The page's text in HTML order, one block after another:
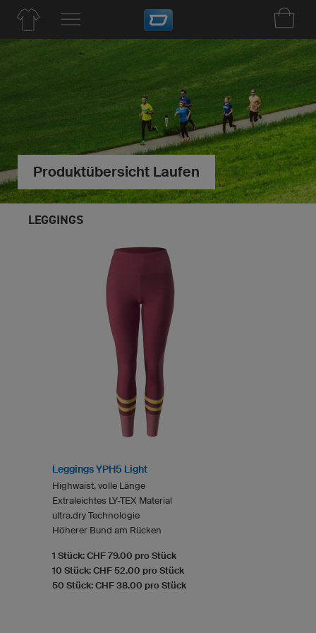
Produktübersicht Laufen
LEGGINGS
Leggings YPH5 Light
Highwaist, volle Länge
Extraleichtes LY-TEX Material
ultra.dry Technologie
Höherer Bund am Rücken
1 Stück: CHF 79.00 pro Stück
10 Stück: CHF 52.00 pro Stück
50 Stück: CHF 38.00 pro Stück